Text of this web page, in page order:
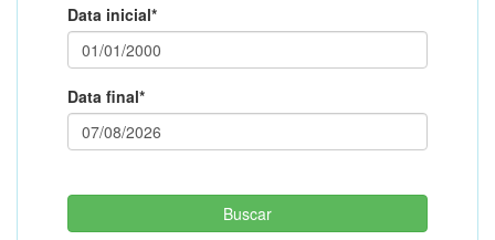
Data inicial*
Data final*